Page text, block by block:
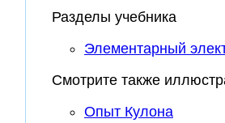
Разделы учебника
Элементарный
Смотрите также
Опыт Кулона